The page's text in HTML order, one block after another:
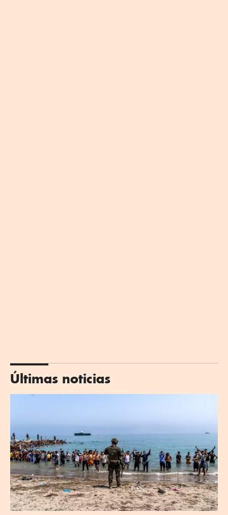
Últimas noticias